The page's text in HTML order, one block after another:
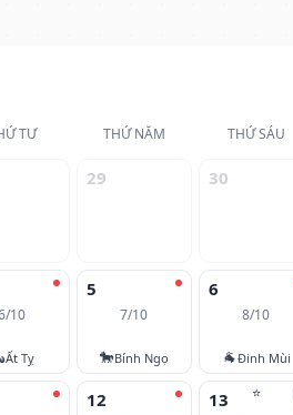
TƯ THỨ NĂM THỨ SÁU
29 30
10
Ất Tỵ
5
7/10
🐎Bính Ngọ
6
8/10
🐐Đinh Mùi
12 ⭐
13